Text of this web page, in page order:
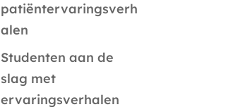
patiëntervaringsverh
alen
Studenten aan de
slag met
ervaringsverhalen